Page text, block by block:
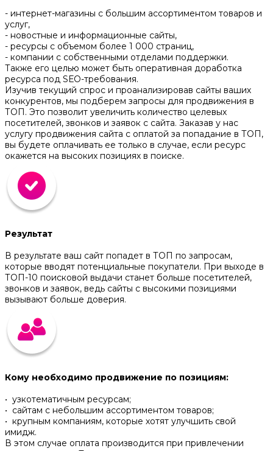
- интернет-магазины с большим ассортиментом товаров и
услуг,
- новостные и информационные сайты,
- ресурсы с объемом более 1 000 страниц,
- компании с собственными отделами поддержки.
Также его целью может быть оперативная доработка
ресурса под SЕО-требования.
Изучив текущий спрос и проанализировав сайты ваших
конкурентов, мы подберем запросы для продвижения в
ТОП. Это позволит увеличить количество целевых
посетителей, звонков и заявок с сайта. Заказав у нас
услугу продвижения сайта с оплатой за попадание в ТОП,
вы будете оплачивать ее только в случае, если ресурс
окажется на высоких позициях в поиске.
Результат
В результате ваш сайт попадет в ТОП по запросам,
которые вводят потенциальные покупатели. При выходе в
ТОП-10 поисковой выдачи станет больше посетителей,
звонков и заявок, ведь сайты с высокими позициями
вызывают больше доверия.
Кому необходимо продвижение по позициям:
• узкотематичным ресурсам;
• сайтам с небольшим ассортиментом товаров;
• крупным компаниям, которые хотят улучшить свой
имидж.
В этом случае оплата производится при привлечении